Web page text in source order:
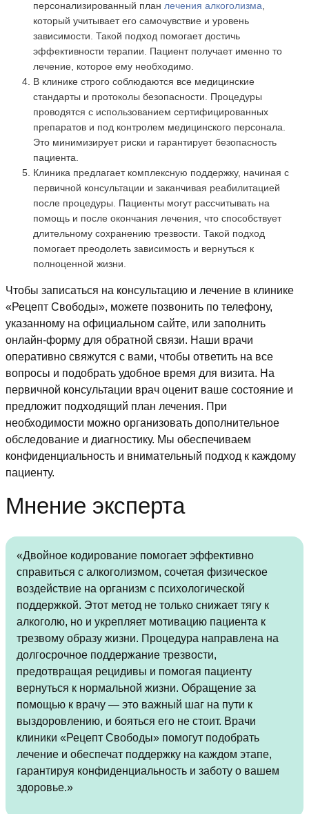
персонализированный план лечения алкоголизма,
который учитывает его самочувствие и уровень
зависимости. Такой подход помогает достичь
эффективности терапии. Пациент получает именно то
лечение, которое ему необходимо.
В клинике строго соблюдаются все медицинские
стандарты и протоколы безопасности. Процедуры
проводятся с использованием сертифицированных
препаратов и под контролем медицинского персонала.
Это минимизирует риски и гарантирует безопасность
пациента.
Клиника предлагает комплексную поддержку, начиная с
первичной консультации и заканчивая реабилитацией
после процедуры. Пациенты могут рассчитывать на
помощь и после окончания лечения, что способствует
длительному сохранению трезвости. Такой подход
помогает преодолеть зависимость и вернуться к
полноценной жизни.
Чтобы записаться на консультацию и лечение в клинике
«Рецепт Свободы», можете позвонить по телефону,
указанному на официальном сайте, или заполнить
онлайн-форму для обратной связи. Наши врачи
оперативно свяжутся с вами, чтобы ответить на все
вопросы и подобрать удобное время для визита. На
первичной консультации врач оценит ваше состояние и
предложит подходящий план лечения. При
необходимости можно организовать дополнительное
обследование и диагностику. Мы обеспечиваем
конфиденциальность и внимательный подход к каждому
пациенту.
Мнение эксперта
«Двойное кодирование помогает эффективно
справиться с алкоголизмом, сочетая физическое
воздействие на организм с психологической
поддержкой. Этот метод не только снижает тягу к
алкоголю, но и укрепляет мотивацию пациента к
трезвому образу жизни. Процедура направлена на
долгосрочное поддержание трезвости,
предотвращая рецидивы и помогая пациенту
вернуться к нормальной жизни. Обращение за
помощью к врачу — это важный шаг на пути к
выздоровлению, и бояться его не стоит. Врачи
клиники «Рецепт Свободы» помогут подобрать
лечение и обеспечат поддержку на каждом этапе,
гарантируя конфиденциальность и заботу о вашем
здоровье.»